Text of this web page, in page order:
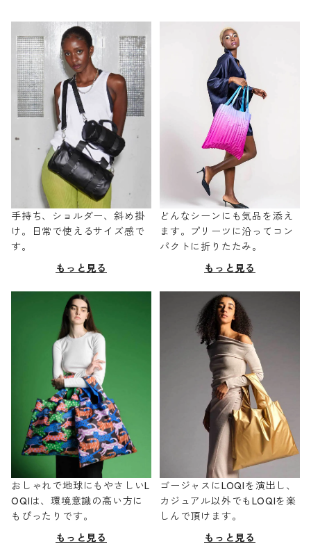
手持ち、ショルダー、斜め掛
け。日常で使えるサイズ感で
す。
もっと見る
どんなシーンにも気品を添え
ます。プリーツに沿ってコン
パクトに折りたたみ。
もっと見る
おしゃれで地球にもやさしいL
OQIは、環境意識の高い方に
もぴったりです。
もっと見る
ゴージャスにLOQIを演出し、
カジュアル以外でもLOQIを楽
しんで頂けます。
もっと見る